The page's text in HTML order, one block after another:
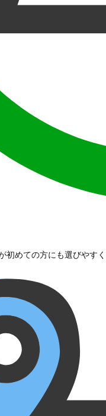
初めての方にも選びやす